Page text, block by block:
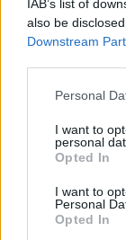
IAB’s list of
also be
Downstream
Personal
I want to
personal
Opted In
I want to
Personal
Opted In
confortevole anche
Fotografia
migliorata
comprende una
fotocamera
fotocamera con
catturare
un’esperienza